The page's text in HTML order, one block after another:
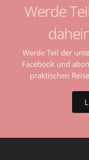
Werde
Werde Teil der
Facebook und
praktischen